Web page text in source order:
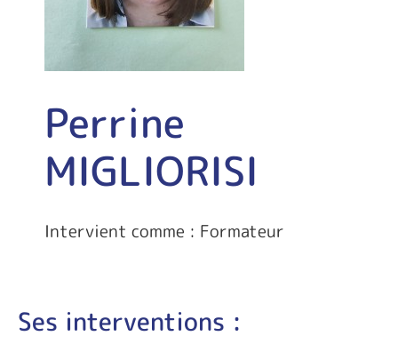
Perrine
MIGLIORISI
Intervient comme : Formateur
Ses interventions :